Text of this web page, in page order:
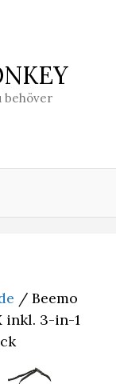
behöver
/ Beemo
inkl. 3-in-1